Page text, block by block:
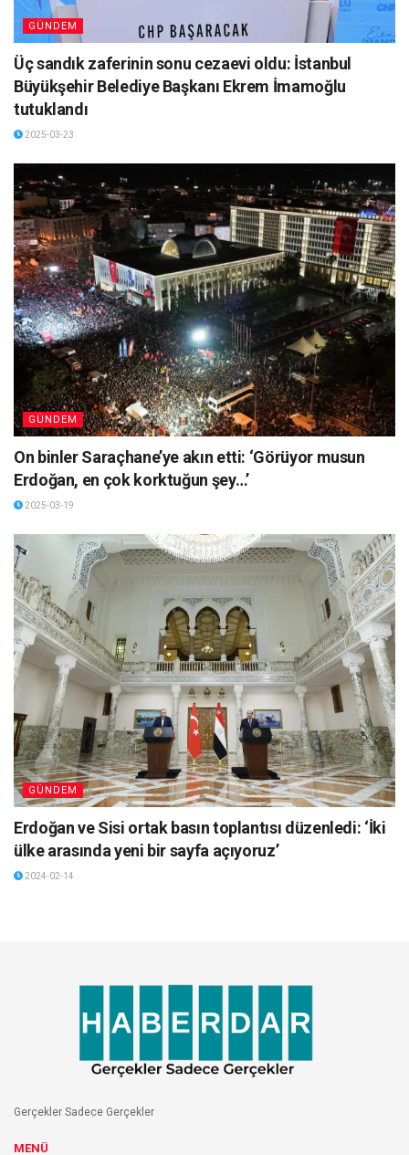
GÜNDEM
Üç sandık zaferinin sonu cezaevi oldu: İstanbul
Büyükşehir Belediye Başkanı Ekrem İmamoğlu
tutuklandı
2025-03-23
GÜNDEM
On binler Saraçhane’ye akın etti: ‘Görüyor musun
Erdoğan, en çok korktuğun şey…’
2025-03-19
GÜNDEM
Erdoğan ve Sisi ortak basın toplantısı düzenledi: ‘İki
ülke arasında yeni bir sayfa açıyoruz’
2024-02-14
Gerçekler Sadece Gerçekler
MENÜ